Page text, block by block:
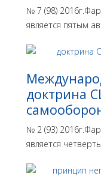
№ 7 (98)
является пятым
доктрина
№ 2 (93)
является